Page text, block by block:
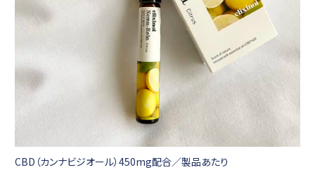
CBD（カンナビジオール）450mg配合／製品あたり